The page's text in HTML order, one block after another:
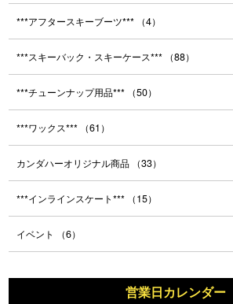
***アフタースキーブーツ*** （4）
***スキーバック・スキーケース*** （88）
***チューンナップ用品*** （50）
***ワックス*** （61）
カンダハーオリジナル商品 （33）
***インラインスケート*** （15）
イベント （6）
営業日カレンダー